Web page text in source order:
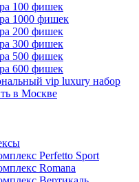
100 фишек
1000 фишек
200 фишек
300 фишек
500 фишек
600 фишек
vip luxury набор
в Москве
Perfetto Sport
Romana